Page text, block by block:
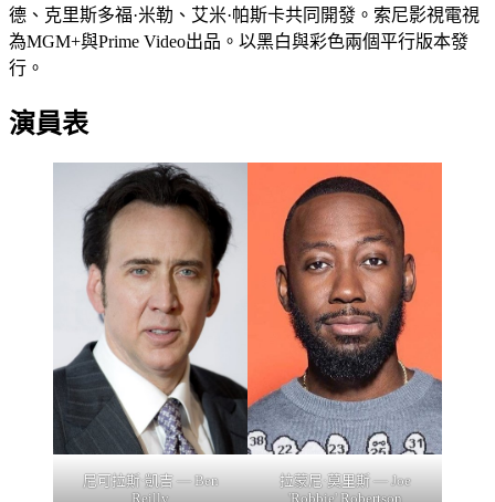
德、克里斯多福·米勒、艾米·帕斯卡共同開發。索尼影視電視
為MGM+與Prime Video出品。以黑白與彩色兩個平行版本發
行。
演員表
尼可拉斯·凱吉 — Ben
Reilly
拉蒙尼·莫里斯 — Joe
'Robbie' Robertson